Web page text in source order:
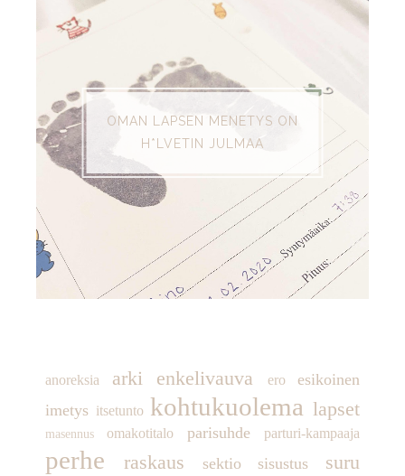
OMAN LAPSEN MENETYS ON
H*LVETIN JULMAA
anoreksia arki enkelivauva ero
esikoinen
imetys itsetunto kohtukuolema lapset
masennus omakotitalo parisuhde parturi-kampaaja
perhe raskaus sektio sisustus
suru